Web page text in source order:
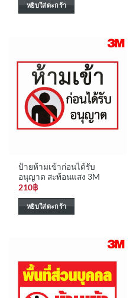
หยิบใส่ตะกร้า
ป้ายห้ามเข้าก่อนได้รับ
อนุญาต สะท้อนแสง 3M
210฿
หยิบใส่ตะกร้า